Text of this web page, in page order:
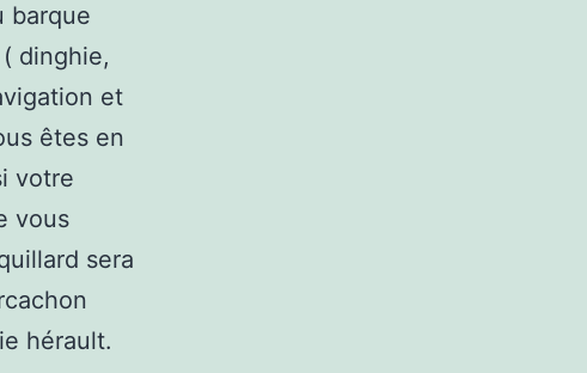
barque
dinghie,
et
êtes en
votre
vous
sera
hérault.